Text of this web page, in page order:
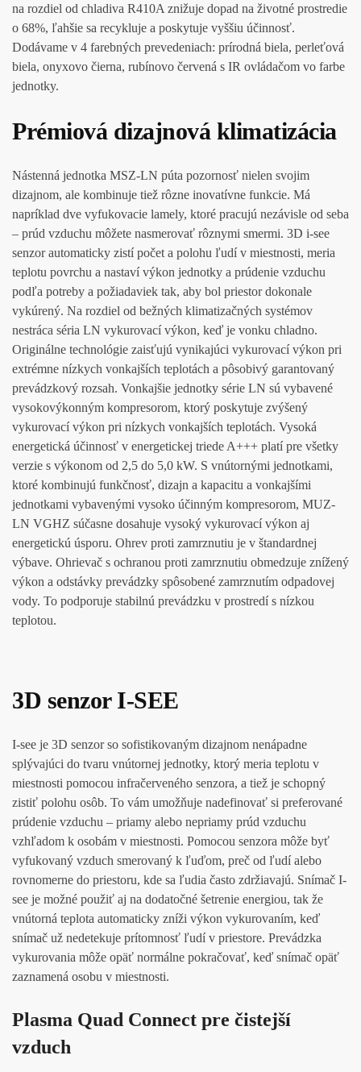
na rozdiel od chladiva R410A znižuje dopad na životné prostredie
o 68%, ľahšie sa recykluje a poskytuje vyššiu účinnosť.
Dodávame v 4 farebných prevedeniach: prírodná biela, perleťová
biela, onyxovo čierna, rubínovo červená s IR ovládačom vo farbe
jednotky.
Prémiová dizajnová klimatizácia
Nástenná jednotka MSZ-LN púta pozornosť nielen svojim
dizajnom, ale kombinuje tiež rôzne inovatívne funkcie. Má
napríklad dve vyfukovacie lamely, ktoré pracujú nezávisle od seba
– prúd vzduchu môžete nasmerovať rôznymi smermi. 3D i-see
senzor automaticky zistí počet a polohu ľudí v miestnosti, meria
teplotu povrchu a nastaví výkon jednotky a prúdenie vzduchu
podľa potreby a požiadaviek tak, aby bol priestor dokonale
vykúrený. Na rozdiel od bežných klimatizačných systémov
nestráca séria LN vykurovací výkon, keď je vonku chladno.
Originálne technológie zaisťujú vynikajúci vykurovací výkon pri
extrémne nízkych vonkajších teplotách a pôsobivý garantovaný
prevádzkový rozsah. Vonkajšie jednotky série LN sú vybavené
vysokovýkonným kompresorom, ktorý poskytuje zvýšený
vykurovací výkon pri nízkych vonkajších teplotách. Vysoká
energetická účinnosť v energetickej triede A+++ platí pre všetky
verzie s výkonom od 2,5 do 5,0 kW. S vnútornými jednotkami,
ktoré kombinujú funkčnosť, dizajn a kapacitu a vonkajšími
jednotkami vybavenými vysoko účinným kompresorom, MUZ-
LN VGHZ súčasne dosahuje vysoký vykurovací výkon aj
energetickú úsporu. Ohrev proti zamrznutiu je v štandardnej
výbave. Ohrievač s ochranou proti zamrznutiu obmedzuje znížený
výkon a odstávky prevádzky spôsobené zamrznutím odpadovej
vody. To podporuje stabilnú prevádzku v prostredí s nízkou
teplotou.
3D senzor I-SEE
I-see je 3D senzor so sofistikovaným dizajnom nenápadne
splývajúci do tvaru vnútornej jednotky, ktorý meria teplotu v
miestnosti pomocou infračerveného senzora, a tiež je schopný
zistiť polohu osôb. To vám umožňuje nadefinovať si preferované
prúdenie vzduchu – priamy alebo nepriamy prúd vzduchu
vzhľadom k osobám v miestnosti. Pomocou senzora môže byť
vyfukovaný vzduch smerovaný k ľuďom, preč od ľudí alebo
rovnomerne do priestoru, kde sa ľudia často zdržiavajú. Snímač I-
see je možné použiť aj na dodatočné šetrenie energiou, tak že
vnútorná teplota automaticky zníži výkon vykurovaním, keď
snímač už nedetekuje prítomnosť ľudí v priestore. Prevádzka
vykurovania môže opäť normálne pokračovať, keď snímač opäť
zaznamená osobu v miestnosti.
Plasma Quad Connect pre čistejší
vzduch